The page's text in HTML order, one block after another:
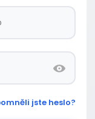
jste heslo?